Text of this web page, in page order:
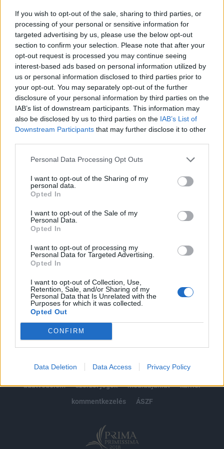
If you wish to opt-out of the sale, sharing to third parties, or
processing of your personal or sensitive information for
targeted advertising by us, please use the below opt-out
section to confirm your selection. Please note that after your
opt-out request is processed you may continue seeing
interest-based ads based on personal information utilized by
us or personal information disclosed to third parties prior to
your opt-out. You may separately opt-out of the further
disclosure of your personal information by third parties on the
IAB’s list of downstream participants. This information may
also be disclosed by us to third parties on the IAB’s List of
Downstream Participants that may further disclose it to other
Personal Data Processing Opt Outs
I want to opt-out of the Sharing of my
personal data.
Opted In
I want to opt-out of the Sale of my
Personal Data.
Opted In
I want to opt-out of processing my
Personal Data for Targeted Advertising.
Opted In
I want to opt-out of Collection, Use,
Retention, Sale, and/or Sharing of my
Personal Data that Is Unrelated with the
Purposes for which it was collected.
Opted Out
CONFIRM
Data Deletion Data Access Privacy Policy
Kormányülést követően adnak tájékoztatást - kezdte a
kormányszóvivő. Gulyás Gergely azzal indította a
sajtótájékoztatót, hogy a kormány áttekintette a migrációs
helyzetet. Ezt követően a miniszter a hajléktalanok
kérdésére tért rá, miután október 15-étől lép hatályba a
törvénymódosítás, ami gyakorlatilag kitiltja a
közterületekről a hajléktalanokat. A...
KEDVES OLVASÓNK!
A keresett cikk a portfolio.hu hírarchívumához
tartozik, melynek olvasása előfizetéses
regisztrációhoz kötött.
Az előfizetés a következőket tartalmazza:
Portfolio.hu teljes cikkarchívum
Kötéslisták: BÉT elmúlt 2 év napon belüli
kötéslistái
impresszum
jogi nyilatkozat
süti beállítások
adatvédelem
szerzői jogok médiaajánlat
karrier
kommentkezelés
ÁSZF